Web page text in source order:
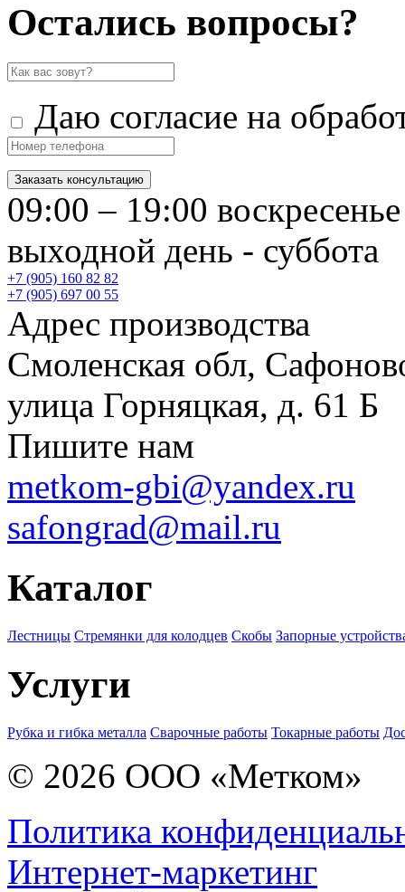
Остались вопросы?
Даю согласие на
Заказать консультацию
09:00 – 19:00
выходной день - суббота
+7 (905) 160 82 82
+7 (905) 697 00 55
Адрес производства
Смоленская обл,
улица Горняцкая, д. 61 Б
Пишите нам
metkom-gbi@yandex.ru
safongrad@mail.ru
Каталог
Лестницы Стремянки для колодцев Скобы Запорные
Услуги
Рубка и гибка металла Сварочные работы Токарные работы
© 2026 ООО «Метком»
Политика
Интернет-маркетинг